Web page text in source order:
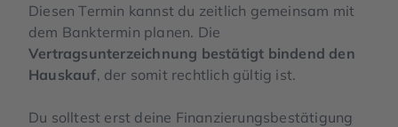
Diesen Termin kannst du zeitlich gemeinsam mit
dem Banktermin planen. Die
Vertragsunterzeichnung bestätigt bindend den
Hauskauf, der somit rechtlich gültig ist.
Du solltest erst deine Finanzierungsbestätigung